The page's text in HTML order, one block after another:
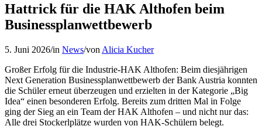
Hattrick für die HAK Althofen beim
Businessplanwettbewerb
5. Juni 2026/in News/von Alicia Kucher
Großer Erfolg für die Industrie-HAK Althofen: Beim diesjährigen
Next Generation Businessplanwettbewerb der Bank Austria konnten
die Schüler erneut überzeugen und erzielten in der Kategorie „Big
Idea“ einen besonderen Erfolg. Bereits zum dritten Mal in Folge
ging der Sieg an ein Team der HAK Althofen – und nicht nur das:
Alle drei Stockerlplätze wurden von HAK-Schülern belegt.